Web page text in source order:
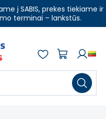
į SABIS, prekes tiekiame ir
terminai – lankstūs.